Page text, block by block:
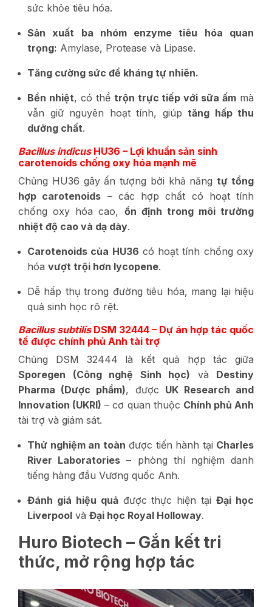
sức khỏe tiêu hóa.
Sản xuất ba nhóm enzyme tiêu hóa quan
trọng: Amylase, Protease và Lipase.
Tăng cường sức đề kháng tự nhiên.
Bền nhiệt, có thể trộn trực tiếp với sữa ấm mà
vẫn giữ nguyên hoạt tính, giúp tăng hấp thu
dưỡng chất.
Bacillus indicusHU36 – Lợi khuẩn sản sinh
carotenoids chống oxy hóa mạnh mẽ
Chủng HU36 gây ấn tượng bởi khả năngtự tổng
hợp carotenoids – các hợp chất có hoạt tính
chống oxy hóa cao, ổn định trong môi trường
nhiệt độ cao và dạ dày.
Carotenoids của HU36 có hoạt tính chống oxy
hóa vượt trội hơn lycopene.
Dễ hấp thụ trong đường tiêu hóa, mang lại hiệu
quả sinh học rõ rệt.
Bacillus subtilisDSM 32444 – Dự án hợp tác quốc
tế được chính phủ Anh tài trợ
Chủng DSM 32444 là kết quả hợp tác giữa
Sporegen (Công nghệ Sinh học) và Destiny
Pharma (Dược phẩm), được UK Research and
Innovation (UKRI) – cơ quan thuộc Chính phủ Anh
tài trợ và giám sát.
Thử nghiệm an toàn được tiến hành tại Charles
River Laboratories – phòng thí nghiệm danh
tiếng hàng đầu Vương quốc Anh.
Đánh giá hiệu quảđược thực hiện tạiĐại học
Liverpool và Đại học Royal Holloway.
Huro Biotech – Gắn kết tri
thức, mở rộng hợp tác